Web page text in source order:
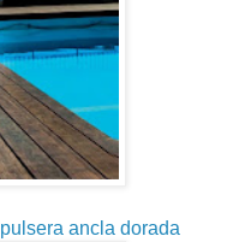
pulsera ancla dorada